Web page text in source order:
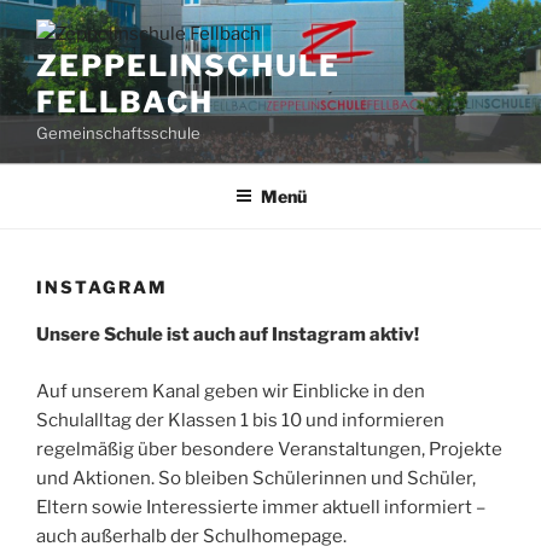
Zum
Inhalt
springenZEPPELINSCHULE
FELLBACH
Gemeinschaftsschule
Menü
INSTAGRAM
Unsere Schule ist auch auf Instagram aktiv!
Auf unserem Kanal geben wir Einblicke in den
Schulalltag der Klassen 1 bis 10 und informieren
regelmäßig über besondere Veranstaltungen, Projekte
und Aktionen. So bleiben Schülerinnen und Schüler,
Eltern sowie Interessierte immer aktuell informiert –
auch außerhalb der Schulhomepage.